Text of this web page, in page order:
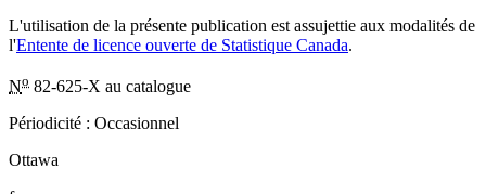
L'utilisation de la présente publication est assujettie aux modalités de
l'Entente de licence ouverte de Statistique Canada.
No 82-625-X au catalogue
Périodicité : Occasionnel
Ottawa